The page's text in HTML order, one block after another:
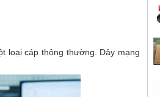
loại cáp thông thường. Dây mạng